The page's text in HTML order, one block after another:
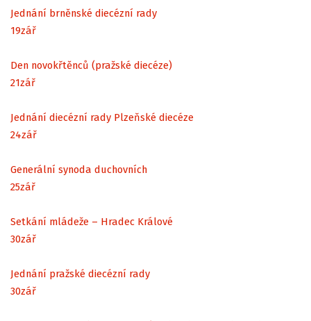
Jednání brněnské diecézní rady
19zář
Den novokřtěnců (pražské diecéze)
21zář
Jednání diecézní rady Plzeňské diecéze
24zář
Generální synoda duchovních
25zář
Setkání mládeže – Hradec Králové
30zář
Jednání pražské diecézní rady
30zář